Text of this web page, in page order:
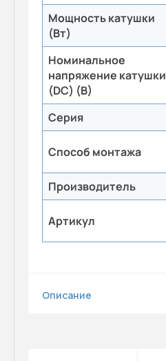
Мощность катушки
(Вт)
Номинальное
напряжение катушки
(DC) (В)
Серия
Способ монтажа
Производитель
Артикул
Описание